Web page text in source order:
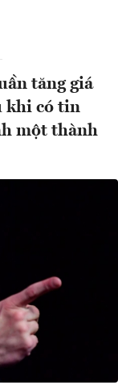
tăng giá
khi có tin
một thành